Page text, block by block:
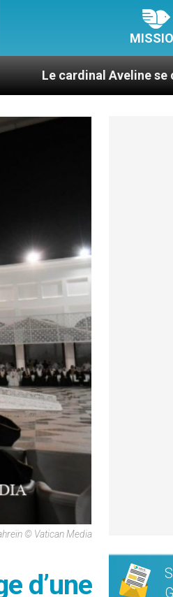
Aveline se confie : entre
© Vatican Media
d’une